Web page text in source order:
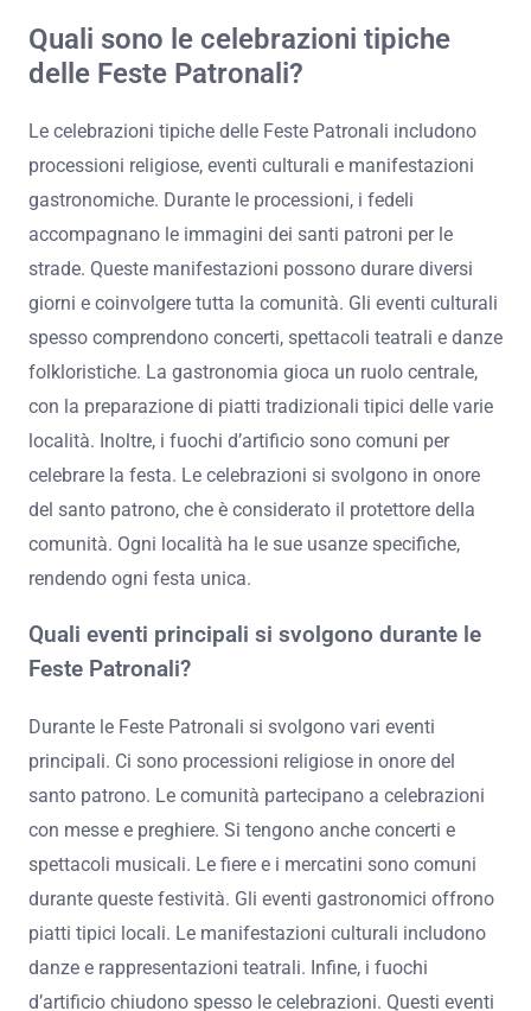
Quali sono le celebrazioni tipiche
delle Feste Patronali?
con la preparazione di piatti tradizionali tipici delle varie
località. Inoltre, i fuochi d’artificio sono comuni per
del santo patrono, che è considerato il protettore della
comunità. Ogni località ha le sue usanze specifiche,
rendendo ogni festa unica.
Quali eventi principali si svolgono durante le
Feste Patronali?